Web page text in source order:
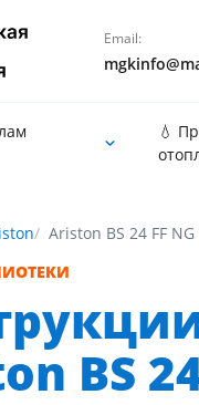
Email:
💧
Ariston BS 24 FF NG
BS